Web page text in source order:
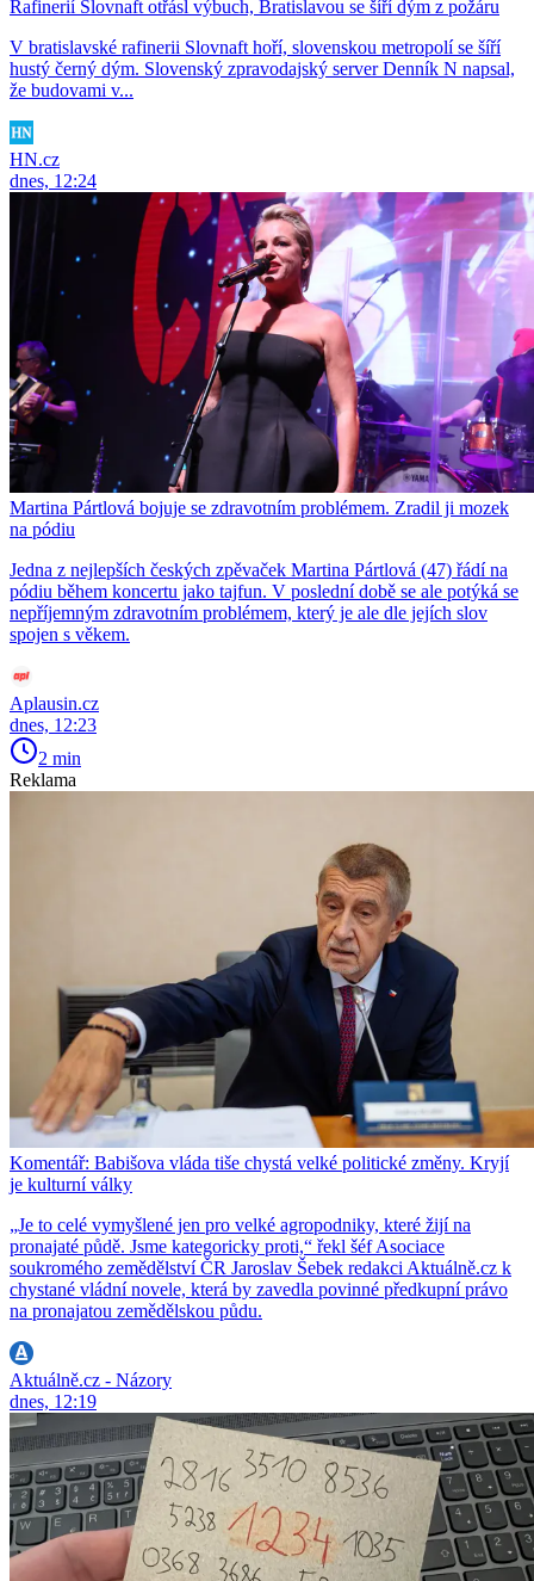
Rafinerií Slovnaft otřásl výbuch, Bratislavou se šíří dým z požáru
V bratislavské rafinerii Slovnaft hoří, slovenskou metropolí se šíří
hustý černý dým. Slovenský zpravodajský server Denník N napsal,
že budovami v...
HN.cz
dnes, 12:24
Martina Pártlová bojuje se zdravotním problémem. Zradil ji mozek
na pódiu
Jedna z nejlepších českých zpěvaček Martina Pártlová (47) řádí na
pódiu během koncertu jako tajfun. V poslední době se ale potýká se
nepříjemným zdravotním problémem, který je ale dle jejích slov
spojen s věkem.
Aplausin.cz
dnes, 12:23
2 min
Reklama
Komentář: Babišova vláda tiše chystá velké politické změny. Kryjí
je kulturní války
„Je to celé vymyšlené jen pro velké agropodniky, které žijí na
pronajaté půdě. Jsme kategoricky proti,“ řekl šéf Asociace
soukromého zemědělství ČR Jaroslav Šebek redakci Aktuálně.cz k
chystané vládní novele, která by zavedla povinné předkupní právo
na pronajatou zemědělskou půdu.
Aktuálně.cz - Názory
dnes, 12:19